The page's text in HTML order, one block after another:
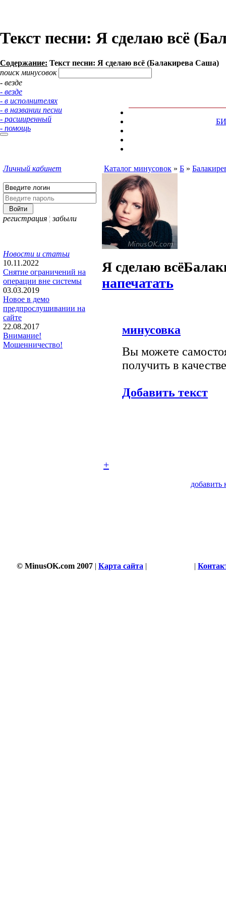
Текст песни: Я сделаю всё
Содержание: Текст песни: Я сделаю всё (Балакирева Саша)
поиск минусовок
- везде
- везде
- в исполнителях
- в названии песни
- расширенный
- помощь
Личный кабинет
регистрация ¦ забыли
Новости и статьи
10.11.2022
Снятие ограничений на
операции вне системы
03.03.2019
Новое в демо
предпрослушивании на
сайте
22.08.2017
Внимание!
Мошенничество!
Каталог минусовок » Б »
Я сделаю всё
напечатать
минусовка
Вы можете
получить в
Добавить текст
+
добавить
© MinusOK.com 2007 | Карта сайта | |